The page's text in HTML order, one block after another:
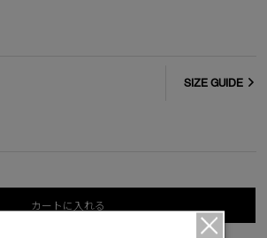
SIZE GUIDE
カートに入れる